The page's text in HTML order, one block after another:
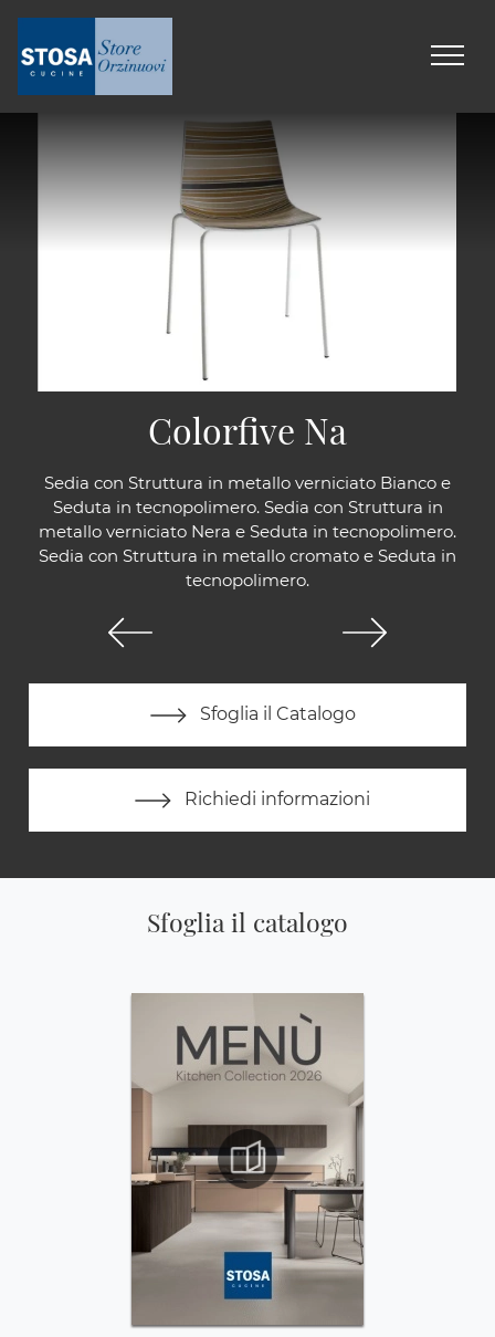
Sedia con Struttura in metallo verniciato Bianco e
Seduta in tecnopolimero. Sedia con Struttura in
metallo verniciato Nera e Seduta in tecnopolimero.
Sedia con Struttura in metallo cromato e Seduta in
tecnopolimero.
Sfoglia il Catalogo
Richiedi informazioni
Colorfive Na
Sfoglia il catalogo